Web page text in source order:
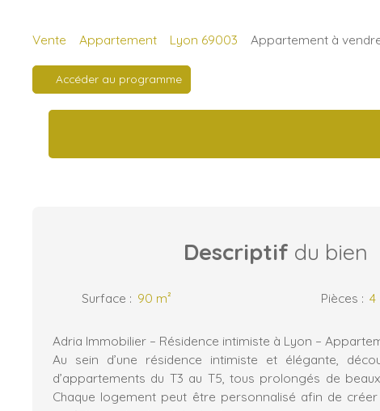
Vente Appartement Lyon 69003 Appartement à
Accéder au programme
Descriptif du bien
Surface : 90 m² Pièces : 4
Adria Immobilier – Résidence intimiste à Lyon –
Au sein d’une résidence intimiste et élégante,
d’appartements du T3 au T5, tous prolongés de
Chaque logement peut être personnalisé afin de